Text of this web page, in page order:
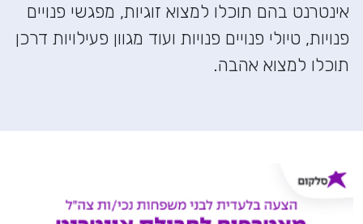
אינטרנט בהם תוכלו למצוא זוגיות, מפגשי פנויים
פנויות, טיולי פנויים פנויות ועוד מגוון פעילויות דרכן
תוכלו למצוא אהבה.